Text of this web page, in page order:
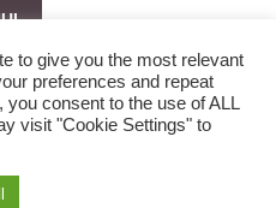
to give you the most relevant
preferences and repeat
you consent to the use of ALL
visit "Cookie Settings" to